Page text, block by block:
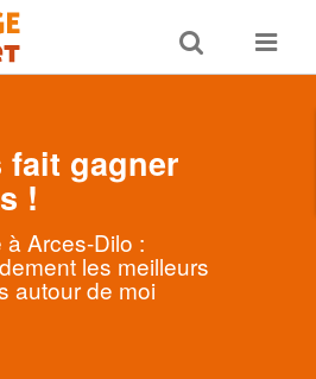
Toggle
search
Toggle
fait gagner
!
Arces-Dilo :
les meilleurs
autour de moi